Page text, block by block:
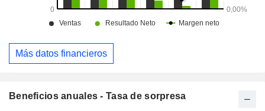
Más datos financieros
Beneficios anuales - Tasa de sorpresa